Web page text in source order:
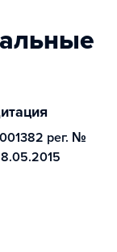
рег. №